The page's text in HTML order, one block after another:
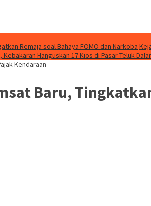
Remaja soal Bahaya FOMO dan Narkoba
Kebakaran Hanguskan 17 Kios di Pasar Teluk
Kendaraan
Baru,